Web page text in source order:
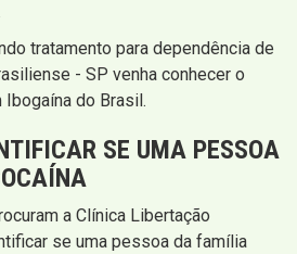
tratamento para dependência de
- SP venha conhecer o
do Brasil.
SE UMA PESSOA
a Clínica Libertação
se uma pessoa da família